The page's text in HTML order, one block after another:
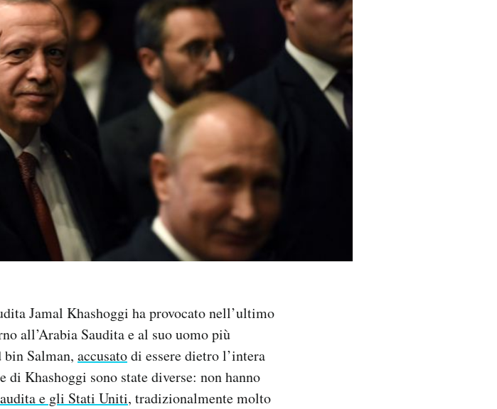
Jamal Khashoggi ha provocato nell’ultimo
all’Arabia Saudita e al suo uomo più
Salman, accusatodi essere dietro l’intera
di Khashoggi sono state diverse: non hanno
e gli Stati Uniti, tradizionalmente molto